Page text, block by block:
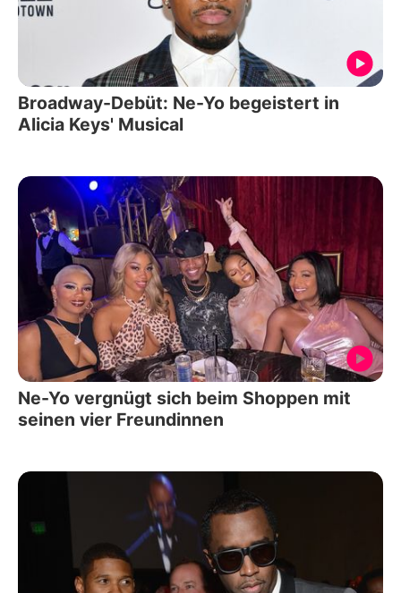
Broadway-Debüt: Ne-Yo begeistert in
Alicia Keys' Musical
Ne-Yo vergnügt sich beim Shoppen mit
seinen vier Freundinnen